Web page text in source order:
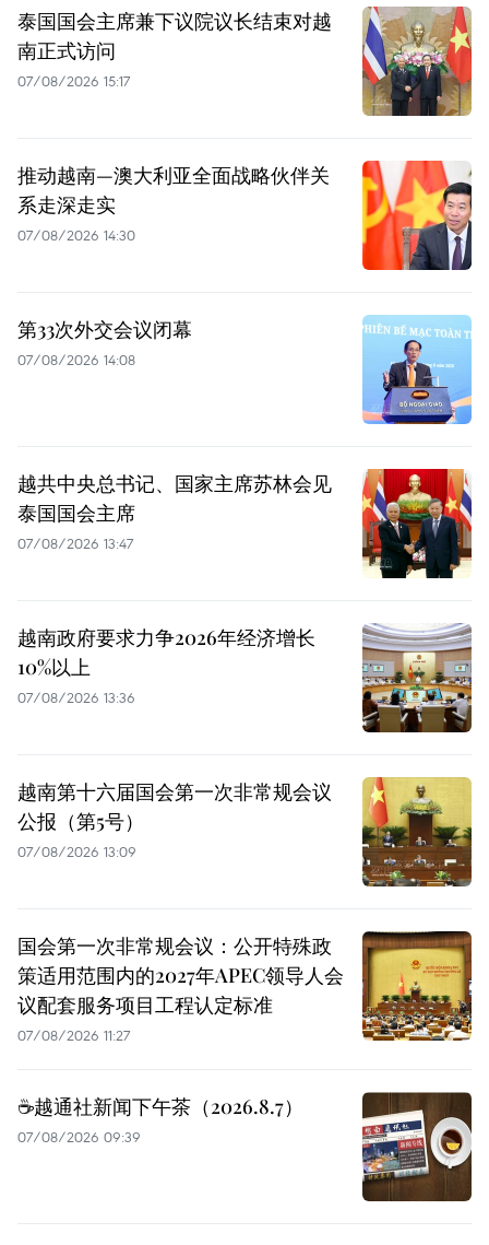
泰国国会主席兼下议院议长结束对越
南正式访问
07/08/2026 15:17
推动越南—澳大利亚全面战略伙伴关
系走深走实
07/08/2026 14:30
第33次外交会议闭幕
07/08/2026 14:08
越共中央总书记、国家主席苏林会见
泰国国会主席
07/08/2026 13:47
越南政府要求力争2026年经济增长
10%以上
07/08/2026 13:36
越南第十六届国会第一次非常规会议
公报（第5号）
07/08/2026 13:09
国会第一次非常规会议：公开特殊政
策适用范围内的2027年APEC领导人会
议配套服务项目工程认定标准
07/08/2026 11:27
☕️越通社新闻下午茶（2026.8.7）
07/08/2026 09:39